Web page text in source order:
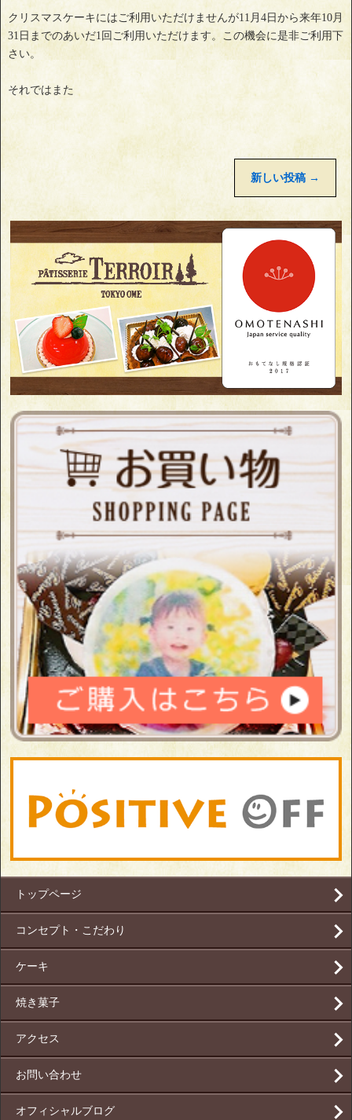
クリスマスケーキにはご利用いただけませんが11月4日から来年10月
31日までのあいだ1回ご利用いただけます。この機会に是非ご利用下
さい。
それではまた
新しい投稿 →
トップページ
コンセプト・こだわり
ケーキ
焼き菓子
アクセス
お問い合わせ
オフィシャルブログ